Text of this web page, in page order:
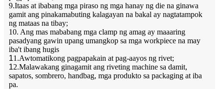
9.Itaas at ibabang mga piraso ng mga hanay ng die na ginawa
gamit ang pinakamabuting kalagayan na bakal ay nagtatampok
ng mataas na tibay;
10. Ang mas mababang mga clamp ng amag ay maaaring
pasadyang gawin upang umangkop sa mga workpiece na may
iba't ibang hugis
11.Awtomatikong pagpapakain at pag-aayos ng rivet;
12.Malawakang ginagamit ang riveting machine sa damit,
sapatos, sombrero, handbag, mga produkto sa packaging at iba
pa.